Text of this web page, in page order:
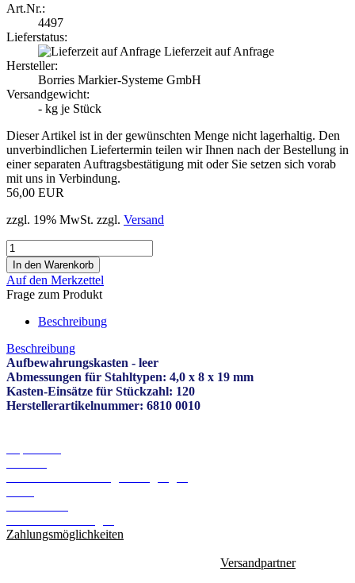
Art.Nr.:
4497
Lieferstatus:
Lieferzeit auf Anfrage
Hersteller:
Borries Markier-Systeme GmbH
Versandgewicht:
- kg je Stück
Dieser Artikel ist in der gewünschten Menge nicht lagerhaltig. Den
unverbindlichen Liefertermin teilen wir Ihnen nach der Bestellung in
einer separaten Auftragsbestätigung mit oder Sie setzen sich vorab
mit uns in Verbindung.
56,00 EUR
zzgl. 19% MwSt. zzgl. Versand
Auf den Merkzettel
Frage zum Produkt
Beschreibung
Beschreibung
Aufbewahrungskasten - leer
Abmessungen für Stahltypen: 4,0 x 8 x 19 mm
Kasten-Einsätze für Stückzahl: 120
Herstellerartikelnummer: 6810 0010
Zahlungsmöglichkeiten
Versandpartner